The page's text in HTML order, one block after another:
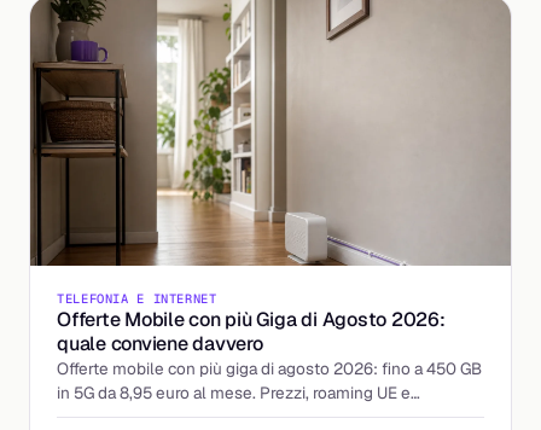
TELEFONIA E INTERNET
Offerte Mobile con più Giga di Agosto 2026:
quale conviene davvero
Offerte mobile con più giga di agosto 2026: fino a 450 GB
in 5G da 8,95 euro al mese. Prezzi, roaming UE e
attivazione a confronto, con il costo reale per giga.